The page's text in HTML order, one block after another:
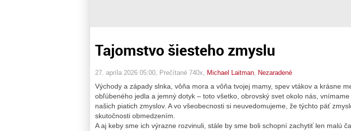
Tajomstvo šiesteho zmyslu
27. apríla 2026 05:00 , Prečítané 740x, Michael Laitman Nezaradené
Východy a západy slnka, vôňa mora a vôňa tvojej mamy, spev vtákov a krásne
obľúbeného jedla a jemný dotyk – toto všetko, obrovský svet okolo nás,
našich piatich zmyslov. A vo všeobecnosti si neuvedomujeme, že týchto päť
skutočnosti obmedzením.
A aj keby sme ich výrazne rozvinuli, stále by sme boli schopní zachytiť len malú